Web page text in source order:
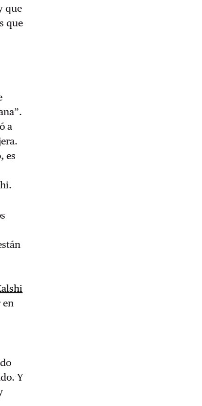
que
que
a
es
en
Y